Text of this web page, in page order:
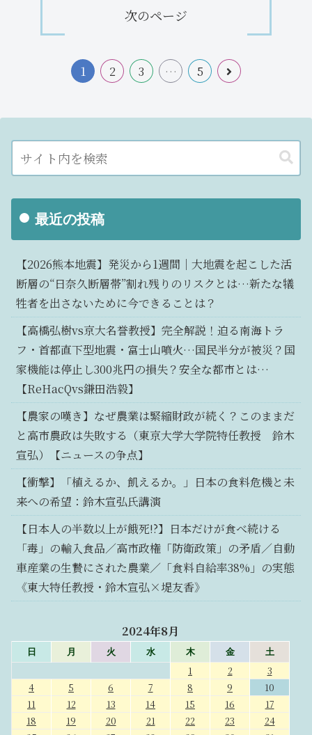
次のページ
1 2 3 … 5
最近の投稿
【2026熊本地震】発災から1週間｜大地震を起こした活
断層の“日奈久断層帯”割れ残りのリスクとは…新たな犠
牲者を出さないために今できることは？
【高橋弘樹vs京大名誉教授】完全解説！迫る南海トラ
フ・首都直下型地震・富士山噴火…国民半分が被災？国
家機能は停止し300兆円の損失？安全な都市とは…
【ReHacQvs鎌田浩毅】
【農家の嘆き】なぜ農業は緊縮財政が続く？このままだ
と高市農政は失敗する（東京大学大学院特任教授 鈴木
宣弘）【ニュースの争点】
【衝撃】「植えるか、飢えるか。」日本の食料危機と未
来への希望：鈴木宣弘氏講演
【日本人の半数以上が餓死!?】日本だけが食べ続ける
「毒」の輸入食品／高市政権「防衛政策」の矛盾／自動
車産業の生贄にされた農業／「食料自給率38%」の実態
《東大特任教授・鈴木宣弘×堤友香》
2024年8月
日 月 火 水 木 金 土
1 2
3
4
5 6 7 8 9
10
11
12 13 14 15 16
17
18
19 20 21 22 23
24